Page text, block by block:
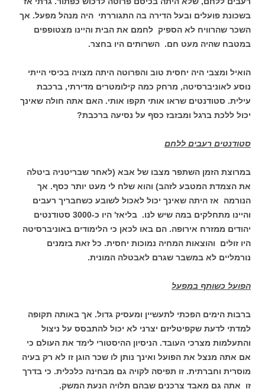
בשכונת פועלים ובעל הדירה בה התגוררתי היה מנהל מפעל. אך
השכר שהרוויח לא הספיק לחמם את הבית והיינו מצטופפים
במטבח שהיה מעט חם. השרותים היו בחצר.
הואיל ומצבי היה יחסית טוב והפרוטה היתה מצויה בכיסי הייתי
נוסע לאוניברסיטה, מרחק כמה קילומטרים מדירתי, ברכבת
עילית. סטודנטים שראו אותי תקפו אותי. האם אתה חולה שאינך
יכול ללכת ברגל ומבזבז כסף על נסיעה ברכבת?
סטודנטים רעבים ללחם
במרוצת הזמן השתפר מצבו של אבא (לאחר שבריטניה ביטלה
את הצמדת המטבע לזהב) והוא שלח לי מעט יותר כסף. אך
הנורמה אז היתה שאינך יכול לאכול לשובע כשחבריך רעבים
והיינו מתחלקים במה שיש לנו. בליאז' היו כ-3000 סטודנטים
יהודים ממזרח אירופה. הם באו לכאן כי הלימודים באוניברסיטה
היו זולים והוצאות המחיה נמוכות יחסית. כל זאת בזמנים
נורמליים לא במשבר שגרם לאבטלה המונית.
הפועל כשותף במפעל
ברבות הימים הפכתי לתעשיין ומעסיק גדול. אך באותה תקופה
למדתי לדעת שקפיטליזם יצרני לא יכול להתבסס על ניצול
והתעלמות מצרכי העובד. הניסיון ההיסטורי לימד את העולם כי
אם אתה מנצל את הפועל ואינך נותן לו שכר הוגן זו לא רק בעיה
מוסרית וחברתית. זו תפיסה לקויה גם מבחינה כלכלית. כי בדרך
זו אתה גם מאבד צרכנים שבהם תלויה הנעת המשק.